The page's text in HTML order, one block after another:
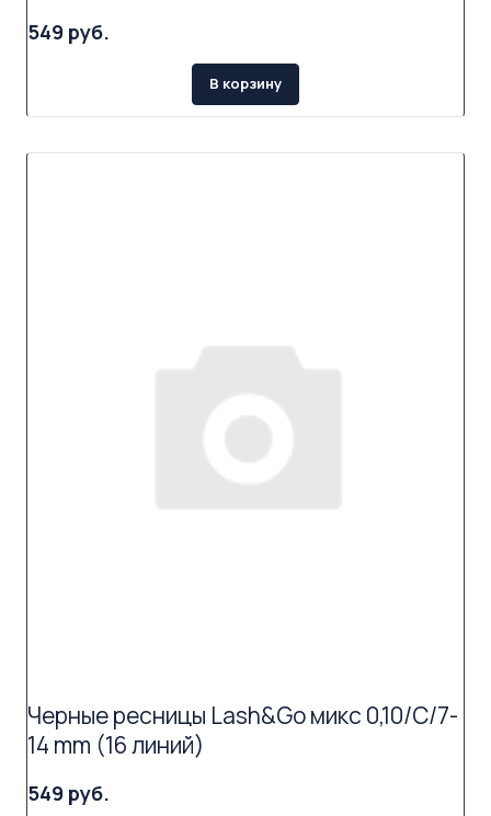
549 руб.
В корзину
Черные ресницы Lash&Go микс 0,10/C/7-
14 mm (16 линий)
549 руб.